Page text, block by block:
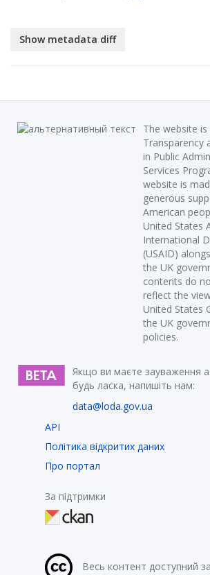
The website
Transparency
in Public
Services
website is
generous
American
United States
International
(USAID)
the UK
contents do
reflect the
United States
the UK
policies.
Якщо ви маєте зауваження
будь ласка, напишіть нам:
data@loda.gov.ua
API
Політика відкритих даних
Про портал
За підтримки
Весь контент доступний